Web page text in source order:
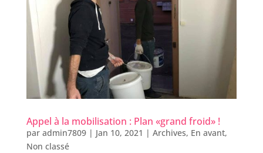
Appel à la mobilisation : Plan «grand froid» !
par admin7809| Jan 10, 2021 | Archives, En avant,
Non classé